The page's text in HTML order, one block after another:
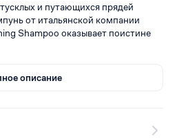
и путающихся прядей
от итальянской компании
Shampoo оказывает поистине
описание